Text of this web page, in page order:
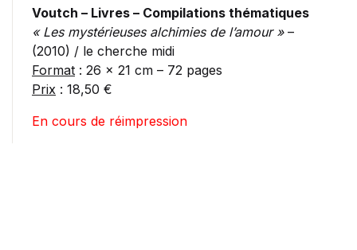
Voutch – Livres – Compilations thématiques
« Les mystérieuses alchimies de l’amour »–
(2010) / le cherche midi
Format : 26 x 21 cm – 72 pages
Prix : 18,50 €
En cours de réimpression